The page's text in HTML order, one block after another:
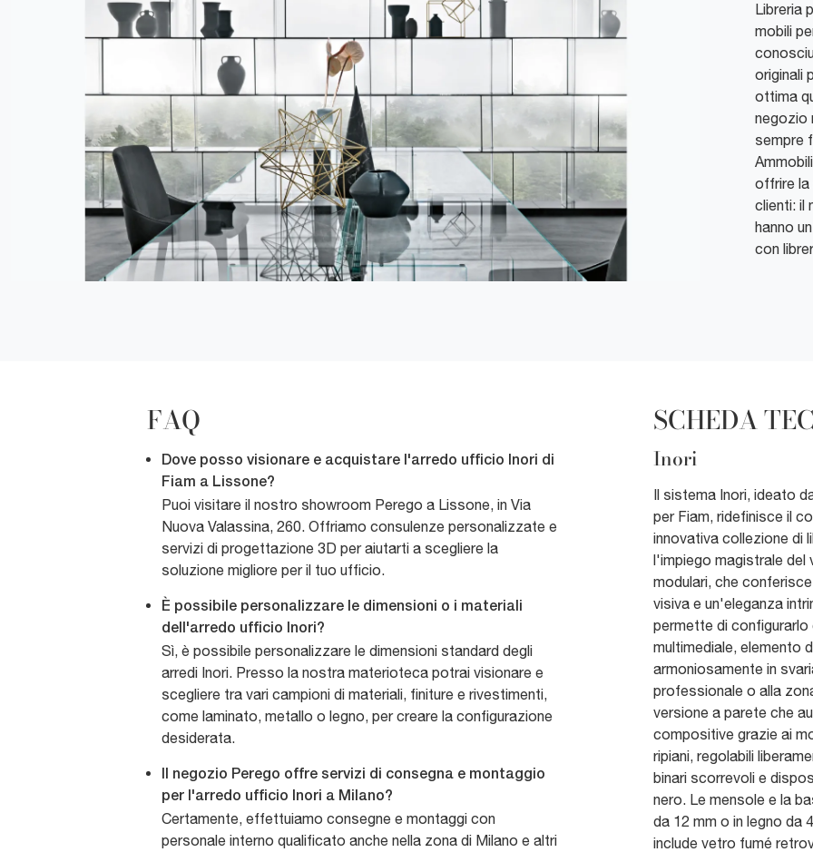
Libreria
mobili
originali
ottima
negozio
sempre
offrire la
clienti: il
hanno
con
FAQ
Dove posso visionare e acquistare l'arredo ufficio Inori di
Fiam a Lissone?
Puoi visitare il nostro showroom Perego a Lissone, in Via
Nuova Valassina, 260. Offriamo consulenze personalizzate e
servizi di progettazione 3D per aiutarti a scegliere la
soluzione migliore per il tuo ufficio.
È possibile personalizzare le dimensioni o i materiali
dell'arredo ufficio Inori?
Sì, è possibile personalizzare le dimensioni standard degli
arredi Inori. Presso la nostra materioteca potrai visionare e
scegliere tra vari campioni di materiali, finiture e rivestimenti,
come laminato, metallo o legno, per creare la configurazione
desiderata.
Il negozio Perego offre servizi di consegna e montaggio
per l'arredo ufficio Inori a Milano?
Certamente, effettuiamo consegne e montaggi con
personale interno qualificato anche nella zona di Milano e altri
SCHEDA
Inori
Il sistema Inori, ideato
per Fiam, ridefinisce il
innovativa collezione di
l'impiego magistrale del
modulari, che
visiva e un'eleganza
permette di
multimediale, elemento
armoniosamente in
professionale o alla
versione a parete che
compositive grazie ai
ripiani, regolabili
binari scorrevoli e
nero. Le mensole e la
da 12 mm o in legno da
include vetro fumé